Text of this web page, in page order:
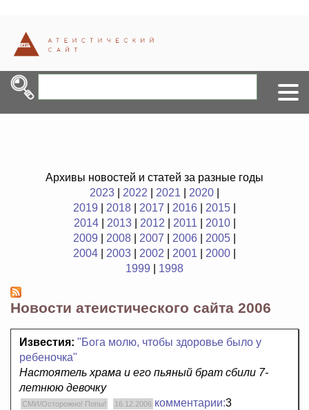
Архивы новостей и статей за разные годы
2023
2022 2021 2020
2019
2018 2017 2016 2015
2014| 2013| 2012 2011 2010|
2009
2008 2007 2006 2005
2004
2003 2002 2001 2000
1999
1998
Новости атеистического сайта 2006
Известия: "Бога молю, чтобы здоровье было у
ребеночка"
Настоятель храма и его пьяный брат сбили 7-
летнюю девочку
СМИ/Осторожно! Попы! 16.12.2006 комментарии:3